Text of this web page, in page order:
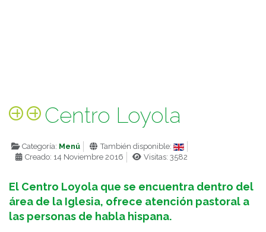
Centro Loyola
Categoría: Menú
También disponible:
Creado: 14 Noviembre 2016
Visitas: 3582
El Centro Loyola que se encuentra dentro del
área de la Iglesia, ofrece atención pastoral a
las personas de habla hispana.